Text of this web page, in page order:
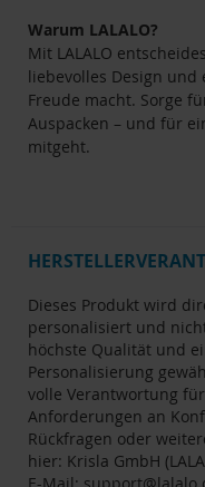
Warum LALALO?
Mit LALALO
liebevolles Design und
Freude macht. Sorge
Auspacken – und für
mitgeht.
Dieses Produkt wird
personalisiert und
höchste Qualität und
Personalisierung
volle Verantwortung
Anforderungen an
Rückfragen oder
hier: Krisla GmbH